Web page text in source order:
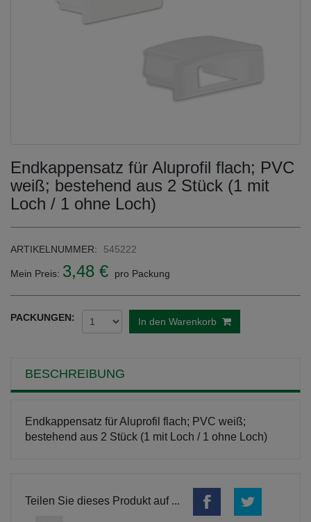
Endkappensatz für Aluprofil flach; PVC
weiß; bestehend aus 2 Stück (1 mit
Loch / 1 ohne Loch)
ARTIKELNUMMER: 545222
Mein Preis: 3,48 € pro Packung
PACKUNGEN: In den Warenkorb
BESCHREIBUNG
Endkappensatz für Aluprofil flach; PVC weiß;
bestehend aus 2 Stück (1 mit Loch / 1 ohne Loch)
Teilen Sie dieses Produkt auf ...